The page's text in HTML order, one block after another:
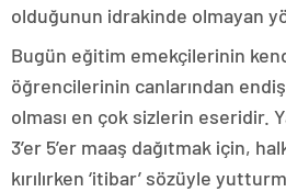
olduğunun idrakinde olmayan
Bugün eğitim emekçilerinin
öğrencilerinin canlarından
olması en çok sizlerin eseridir.
3’er 5’er maaş dağıtmak için,
kırılırken ‘itibar’ sözüyle